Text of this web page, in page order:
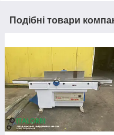
Подібні товари